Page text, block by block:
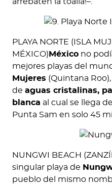
arrebaten la toalla!–.
PLAYA NORTE (ISLA
MÉXICO) México no
mejores playas del
Mujeres (Quintana
de aguas cristalinas,
blanca al cual se llega
Punta Sam en solo 45
NUNGWI BEACH
singular playa de
pueblo del mismo